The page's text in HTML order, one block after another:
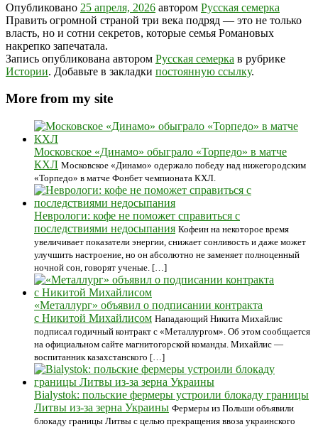
Опубликовано 25 апреля, 2026 автором Русская семерка
Править огромной страной три века подряд — это не только
власть, но и сотни секретов, которые семья Романовых
накрепко запечатала.
Запись опубликована автором Русская семерка в рубрике
Истории. Добавьте в закладки постоянную ссылку.
More from my site
Московское «Динамо» обыграло «Торпедо» в матче
КХЛ Московское «Динамо» одержало победу над нижегородским
«Торпедо» в матче Фонбет чемпионата КХЛ.
Неврологи: кофе не поможет справиться с
последствиями недосыпания Кофеин на некоторое время
увеличивает показатели энергии, снижает сонливость и даже может
улучшить настроение, но он абсолютно не заменяет полноценный
ночной сон, говорят ученые. […]
«Металлург» объявил о подписании контракта
с Никитой Михайлисом Нападающий Никита Михайлис
подписал годичный контракт с «Металлургом». Об этом сообщается
на официальном сайте магнитогорской команды. Михайлис —
воспитанник казахстанского […]
Bialystok: польские фермеры устроили блокаду границы
Литвы из-за зерна Украины Фермеры из Польши объявили
блокаду границы Литвы с целью прекращения ввоза украинского